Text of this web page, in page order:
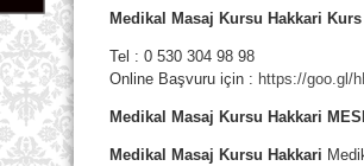
Medikal Masaj Kursu Hakkari
Tel : 0 530 304 98 98
Online Başvuru için : https://goo.gl/
Medikal Masaj Kursu Hakkari
Medikal Masaj Kursu Hakkari